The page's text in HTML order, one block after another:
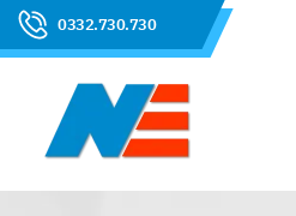
0332.730.730